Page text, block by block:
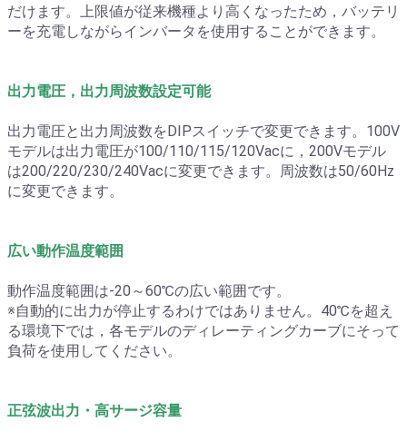
だけます。上限値が従来機種より高くなったため，バッテリ
ーを充電しながらインバータを使用することができます。
出力電圧，出力周波数設定可能
出力電圧と出力周波数をDIPスイッチで変更できます。100V
モデルは出力電圧が100/110/115/120Vacに，200Vモデル
は200/220/230/240Vacに変更できます。周波数は50/60Hz
に変更できます。
広い動作温度範囲
動作温度範囲は-20～60℃の広い範囲です。
※自動的に出力が停止するわけではありません。40℃を超え
る環境下では，各モデルのディレーティングカーブにそって
負荷を使用してください。
正弦波出力・高サージ容量